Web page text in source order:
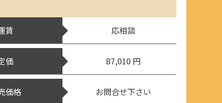
賃 応相談
価 87,010 円
価格 お問合せ下さい